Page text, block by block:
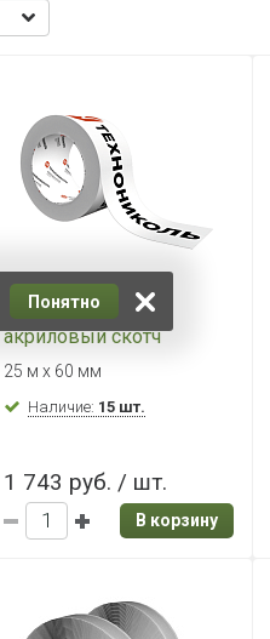
Односторонний
акриловый скотч
ТЕХНОНИКОЛЬ
АЛЬФАБЭНД 60
25 м х 60 мм
Наличие: 15 шт.
1 743 руб. / шт.
В корзину
Понятно